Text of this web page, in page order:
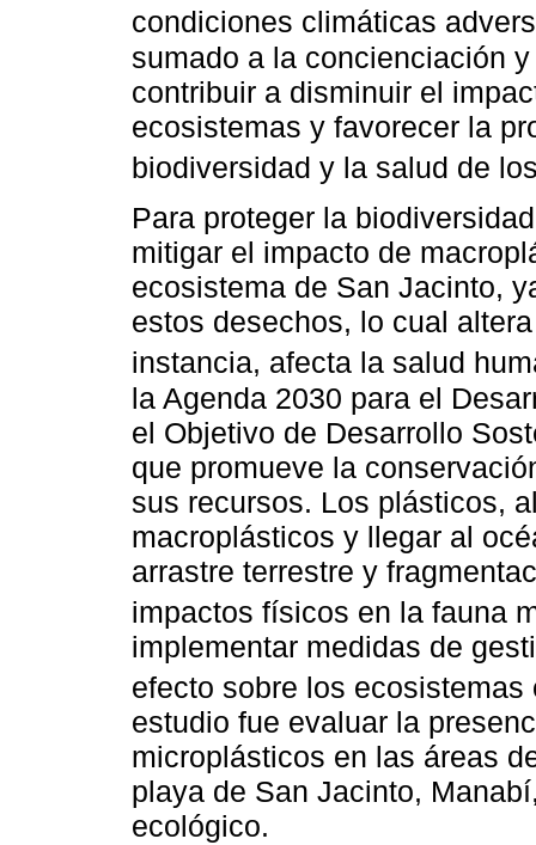
condiciones climáticas
sumado a la concienciación
contribuir a disminuir el
ecosistemas y favorecer la
biodiversidad y la salud de
Para proteger la
mitigar el impacto de
ecosistema de San Jacinto,
estos desechos, lo cual
instancia, afecta la salud
la Agenda 2030 para el
el Objetivo de Desarrollo
que promueve la
sus recursos. Los plásticos,
macroplásticos y llegar al
arrastre terrestre y
impactos físicos en la fauna
implementar medidas de
efecto sobre los ecosistemas
estudio fue evaluar la
microplásticos en las áreas
playa de San Jacinto,
ecológico.